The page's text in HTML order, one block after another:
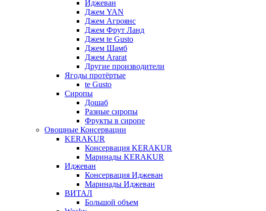
Иджеван
Джем YAN
Джем Агроянс
Джем Фрут Ланд
Джем te Gusto
Джем Шамб
Джем Ararat
Другие производители
Ягоды протёртые
te Gusto
Сиропы
Дошаб
Разные сиропы
Фрукты в сиропе
Овощные Консервации
KERAKUR
Консервация KERAKUR
Маринады KERAKUR
Иджеван
Консервация Иджеван
Маринады Иджеван
ВИТАЛ
Большой объем